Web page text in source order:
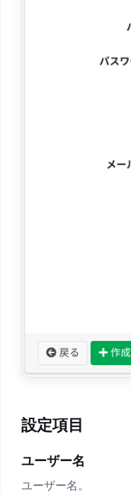
設定項目
ユーザー名
ユーザー名。